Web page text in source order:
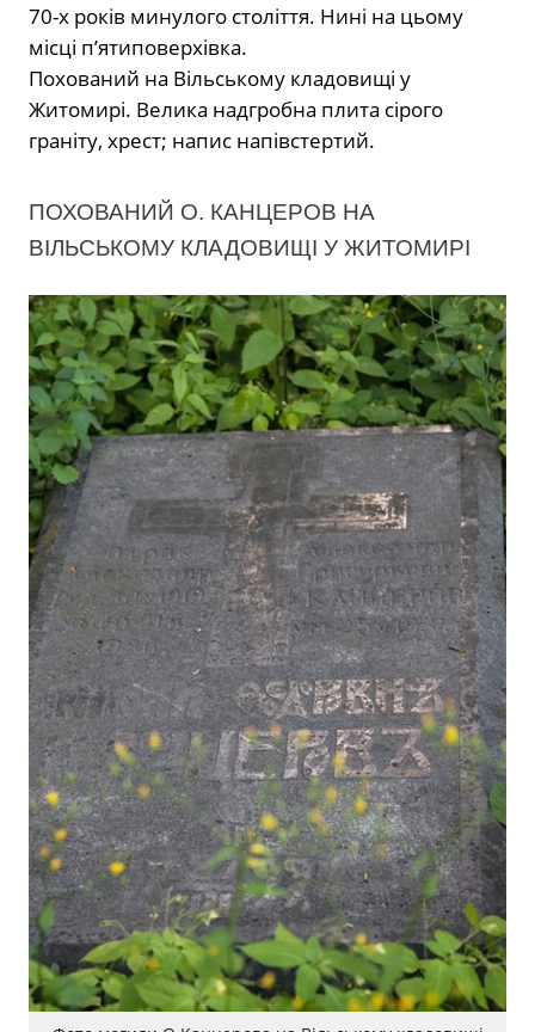
70-х років минулого століття. Нині на цьому
місці п’ятиповерхівка.
Похований на Вільському кладовищі у
Житомирі. Велика надгробна плита сірого
граніту, хрест; напис напівстертий.
ПОХОВАНИЙ О. КАНЦЕРОВ НА
ВІЛЬСЬКОМУ КЛАДОВИЩІ У ЖИТОМИРІ